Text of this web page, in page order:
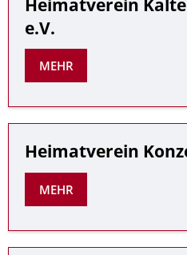
e.V.
MEHR
Heimatverein
MEHR